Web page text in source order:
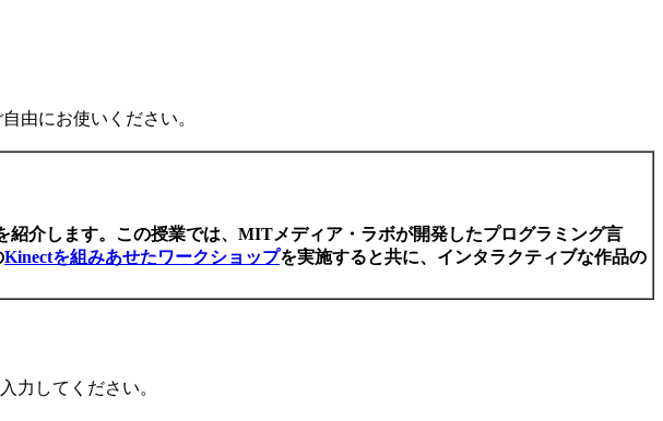
由にお使いください。
介します。この授業では、MITメディア・ラボが開発したプログラミング言
Kinectを組みあせたワークショップを実施すると共に、インタラクティブな作品の
力してください。